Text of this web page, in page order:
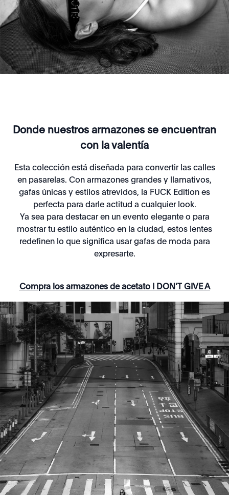
Donde nuestros armazones se encuentran
con la valentía
Esta colección está diseñada para convertir las calles
en pasarelas. Con armazones grandes y llamativos,
gafas únicas y estilos atrevidos, la FUCK Edition es
perfecta para darle actitud a cualquier look.
Ya sea para destacar en un evento elegante o para
mostrar tu estilo auténtico en la ciudad, estos lentes
redefinen lo que significa usar gafas de moda para
expresarte.
Compra los armazones de acetato I DON’T GIVE A